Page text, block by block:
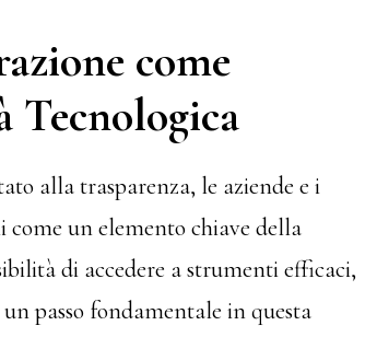
come
alla trasparenza, le aziende e i
un elemento chiave della
di accedere a strumenti efficaci,
passo fondamentale in questa